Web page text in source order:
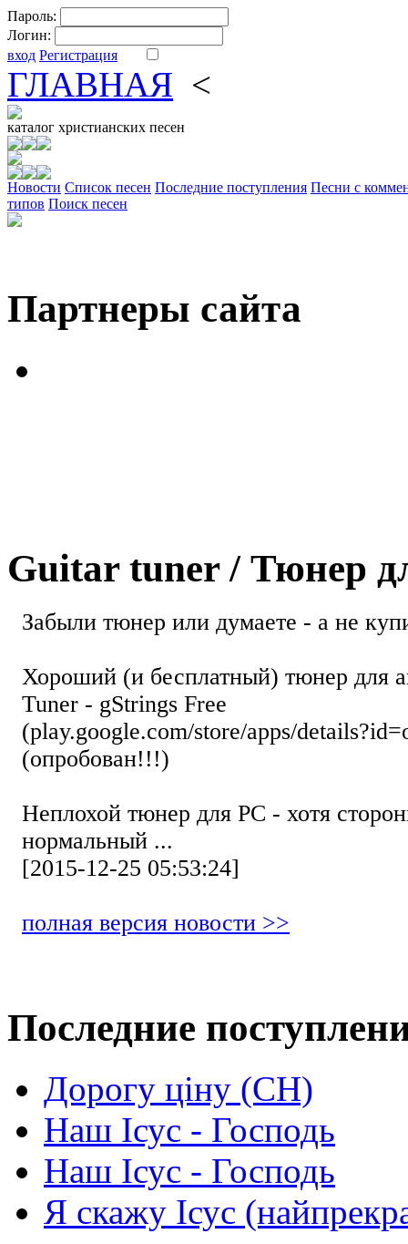
Пароль:
Логин:
вход Регистрация
ГЛАВНАЯ <
каталог христианских песен
Новости Cписок песен Последние поступления Песни с
типов Поиск песен
Партнеры сайта
Guitar tuner / Тюнер
Забыли тюнер или думаете - а не
Хороший (и бесплатный) тюнер для
Tuner - gStrings Free
(play.google.com/store/apps/
(опробован!!!)
Неплохой тюнер для РС - хотя
нормальный ...
[2015-12-25 05:53:24]
полная версия новости >>
Последние
Дорогу ціну (СН)
Наш Ісус - Господь
Наш Ісус - Господь
Я скажу Ісус